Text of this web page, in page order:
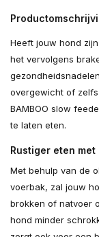
Heeft jouw hond
het vervolgens
overgewicht of
BAMBOO slow
te laten eten.
Rustiger eten
Met behulp van de
voerbak, zal jouw
brokken of natvoer
hond minder